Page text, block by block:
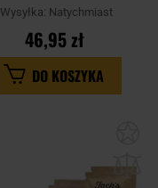
Wysyłka: Natychmiast
46,95 zł
DO KOSZYKA